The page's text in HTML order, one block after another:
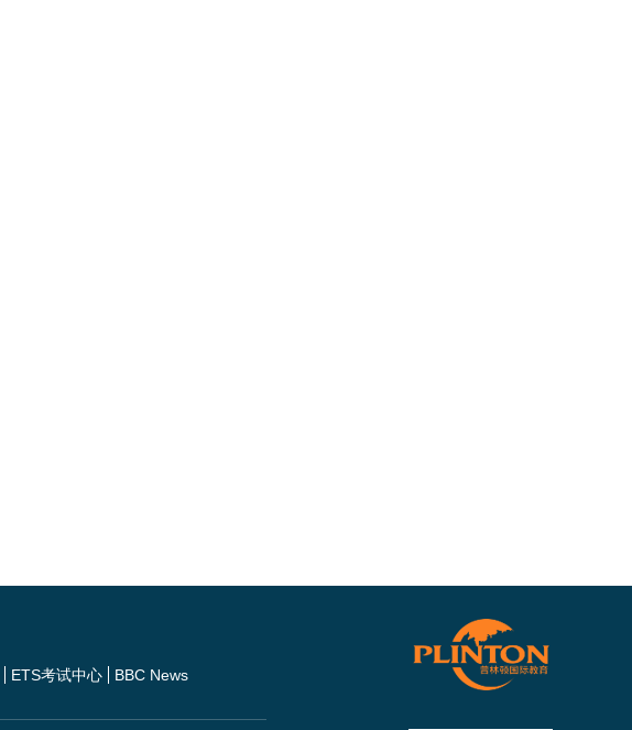
ETS考试中心 BBC News